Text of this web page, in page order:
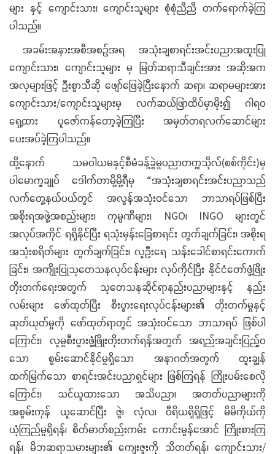
များ နှင့် ကျောင်းသား၊ ကျောင်းသူများ စုံစုံညီညီ တက်ရောက်ခဲ့ကြ
ပါသည်။
အခမ်းအနားအစီအစဉ်အရ အသုံးချစာရင်းအင်းပညာအထူးပြု
ကျောင်းသား၊ ကျောင်းသူများ မှ မြတ်ဆရာသီချင်းအား အဆိုအက
အလှများဖြင့် ဦးစွာသီဆို ဖျော်ဖြေခဲ့ပြီးနောက် ဆရာ၊ ဆရာမများအား
ကျောင်းသား/‌ကျောင်းသူများမှ လက်ဆယ်ဖြာထိပ်မှာမိုး၍ ဂါရဝ
ရှေ့ထား ပူဇော်ကန်တော့ခဲ့ကြပြီး အမှတ်တရလက်ဆောင်များ
ပေးအပ်ခဲ့ကြပါသည်။
ထို့နောက် သမဝါယမနှင့်စီမံခန့်ခွဲမှုပညာတက္ကသိုလ်(စစ်ကိုင်း)မှ
ပါမောက္ခချုပ် ‌ဒေါက်တာမို့မို့ရီမှ “အသုံးချစာရင်းအင်းပညာသည်
လက်တွေ့နယ်ပယ်တွင် အလွန်အသုံးဝင်သော ဘာသာရပ်ဖြစ်ပြီး
အစိုးရအဖွဲ့အစည်းများ၊ ကုမ္ပဏီများ၊ NGO၊ INGO များတွင်
အလုပ်အကိုင် ရရှိနိုင်ပြီး ရသုံးမှန်းခြေစာရင်း တွက်ချက်ခြင်း၊ အစိုးရ
အသုံးစရိတ်များ တွက်ချက်ခြင်း၊ လူဦးရေ သန်းခေါင်စာရင်းကောက်
ခြင်း၊ အကျိုးပြုသုတေသနလုပ်ငန်းများ လုပ်ကိုင်ပြီး နိုင်ငံတော်ဖွံ့ဖြိုး
တိုးတက်ရေးအတွက် သုတေသနဆိုင်ရာနည်းပညာများနှင့် နည်း
လမ်းများ ဖော်ထုတ်ပြီး စီးပွားရေးလုပ်ငန်းများ၏ တိုးတက်မှုနှင့်
ဆုတ်ယုတ်မှုကို ဖော်ထုတ်ရာတွင် အသုံးဝင်သော ဘာသာရပ် ဖြစ်ပါ
ကြောင်း၊ လူမှုစီးပွားဖွံ့ဖြိုးတိုးတက်ရန်အတွက် အရည်အချင်းပြည့်ဝ
သော စွမ်းဆောင်နိုင်မှုရှိသော အနာဂတ်အတွက် ထူးချွန်
ထက်မြက်သော စာရင်းအင်းပညာရှင်များ ဖြစ်ကြရန် ကြိုးပမ်းစေလို
ကြောင်း၊ သင်ယူထားသော အသိပညာ၊ အတတ်ပညာများကို
အစွမ်းကုန် ယူဆောင်ပြီး ဇွဲ၊ လုံလ၊ ဝီရိယရှိရှိဖြင့် မိမိကိုယ်ကို
ယုံကြည်မှုရှိရန်၊ စိတ်ဓာတ်စည်းကမ်း ကောင်းမွန်အောင် ကြိုးစားကြ
ရန်၊ မိဘဆရာသမားများ၏ ကျေးဇူးကို သိတတ်ရန်၊ ကျောင်းသား/